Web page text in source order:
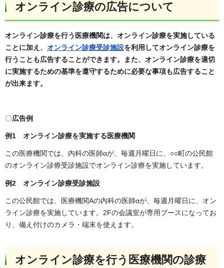
オンライン診療の広告について
オンライン診療を行う医療機関は、オンライン診療を実施している
ことに加え、 オンライン診療受診施設を利用してオンライン診療を
行うことも広告することができます。また、オンライン診療を適切
に実施するための基準を遵守するために必要な事項も広告すること
が出来ます。
〇広告例
例1 オンライン診療を実施する医療機関
この医療機関では、内科の医師αが、毎週月曜日に、○○町の公民館
のオンライン診療受診施設でオンライン診療を実施しています。
例2 オンライン診療受診施設
この公民館では、医療機関Aの内科の医師αが、毎週月曜日に、オン
ライン診療を実施しています。2Fの会議室が専用ブースになってお
り、備え付けのカメラ・端末を使えます。
オンライン診療を行う医療機関の診療